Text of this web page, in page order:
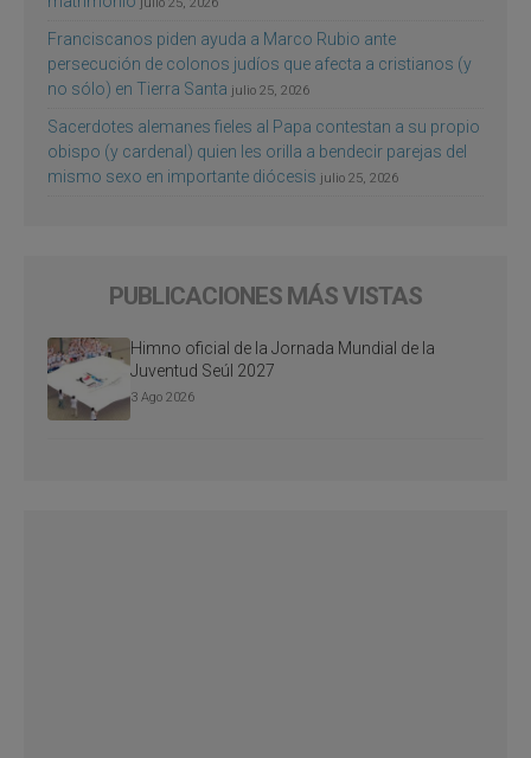
Franciscanos piden ayuda a Marco Rubio ante
persecución de colonos judíos que afecta a cristianos (y
no sólo) en Tierra Santa julio 25, 2026
Sacerdotes alemanes fieles al Papa contestan a su propio
obispo (y cardenal) quien les orilla a bendecir parejas del
mismo sexo en importante diócesis julio 25, 2026
PUBLICACIONES MÁS VISTAS
Himno oficial de la Jornada Mundial de la
Juventud Seúl 2027
3 Ago 2026